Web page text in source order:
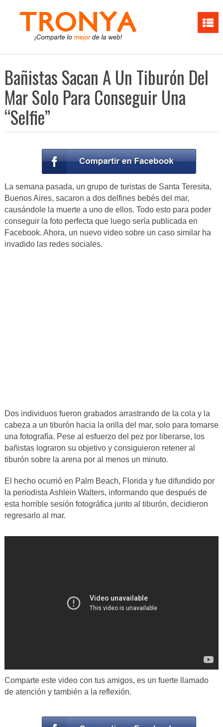
Bañistas Sacan A Un Tiburón Del
Mar Solo Para Conseguir Una
“Selfie”
La semana pasada, un grupo de turistas de Santa Teresita,
Buenos Aires, sacaron a dos delfines bebés del mar,
causándole la muerte a uno de ellos. Todo esto para poder
conseguir la foto perfecta que luego sería publicada en
Facebook. Ahora, un nuevo video sobre un caso similar ha
invadido las redes sociales.
Dos individuos fueron grabados arrastrando de la cola y la
cabeza a un tiburón hacia la orilla del mar, solo para tomarse
una fotografía. Pese al esfuerzo del pez por liberarse, los
bañistas lograron su objetivo y consiguieron retener al
tiburón sobre la arena por al menos un minuto.
El hecho ocurrió en Palm Beach, Florida y fue difundido por
la periodista Ashlein Walters, informando que después de
esta horrible sesión fotográfica junto al tiburón, decidieron
regresarlo al mar.
Comparte este video con tus amigos, es un fuerte llamado
de atención y también a la reflexión.